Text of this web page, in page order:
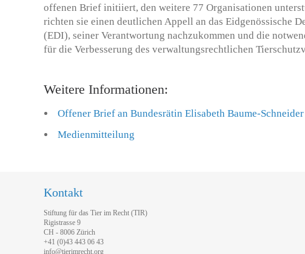
offenen Brief initiiert, den weitere 77 Organisationen
richten sie einen deutlichen Appell an das Eidgenössische
(EDI), seiner Verantwortung nachzukommen und die
für die Verbesserung des verwaltungsrechtlichen
Weitere Informationen:
Offener Brief an Bundesrätin Elisabeth Baume-Schneider
Medienmitteilung
Kontakt
Stiftung für das Tier im Recht (TIR)
Rigistrasse 9
CH - 8006 Zürich
+41 (0)43 443 06 43
info@tierimrecht.org